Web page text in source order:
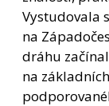
Vystudovala
na
dráhu
na